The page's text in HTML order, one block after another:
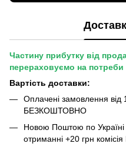
Частину прибутку від
перераховуємо на
Вартість доставки:
Оплачені замовлення від
БЕЗКОШТОВНО
Новою Поштою по Україні
отриманні +20 грн